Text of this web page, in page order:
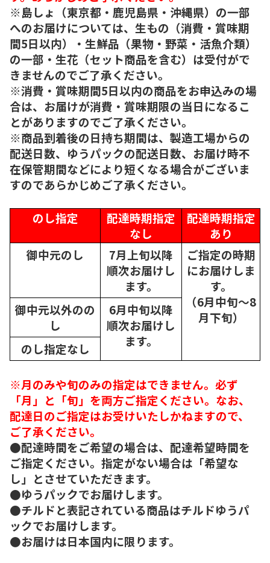
※島しょ（東京都・鹿児島県・沖縄県）の一部
へのお届けについては、生もの（消費・賞味期
間5日以内）・生鮮品（果物・野菜・活魚介類）
の一部・生花（セット商品を含む）は受付がで
きませんのでご了承ください。
※消費・賞味期間5日以内の商品をお申込みの場
合は、お届けが消費・賞味期限の当日になるこ
とがありますのでご了承ください。
※商品到着後の日持ち期間は、製造工場からの
配送日数、ゆうパックの配送日数、お届け時不
在保管期間などにより短くなる場合がございま
すのであらかじめご了承ください。
のし指定
配達時期指定
なし
配達時期指定
あり
御中元のし
7月上旬以降
順次お届けし
ます。
ご指定の時期
にお届けしま
す。
（6月中旬～8
月下旬）
御中元以外のの
し
6月中旬以降
順次お届けし
ます。
のし指定なし
※月のみや旬のみの指定はできません。必ず
「月」と「旬」を両方ご指定ください。なお、
配達日のご指定はお受けいたしかねますので、
ご了承ください。
●配達時間をご希望の場合は、配達希望時間を
ご指定ください。指定がない場合は「希望な
し」とさせていただきます。
●ゆうパックでお届けします。
●チルドと表記されている商品はチルドゆうパ
ックでお届けします。
●お届けは日本国内に限ります。